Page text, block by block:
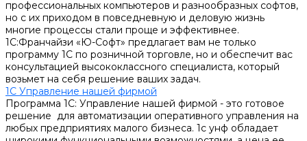
профессиональных компьютеров и разнообразных софтов,
но с их приходом в повседневную и деловую жизнь
многие процессы стали проще и эффективнее.
1С:Франчайзи «Ю-Софт» предлагает вам не только
программу 1С по розничной торговле, но и обеспечит вас
консультацией высококлассного специалиста, который
возьмет на себя решение ваших задач.
1С Управление нашей фирмой
Программа 1С: Управление нашей фирмой - это готовое
решение для автоматизации оперативного управления на
любых предприятиях малого бизнеса. 1с унф обладает